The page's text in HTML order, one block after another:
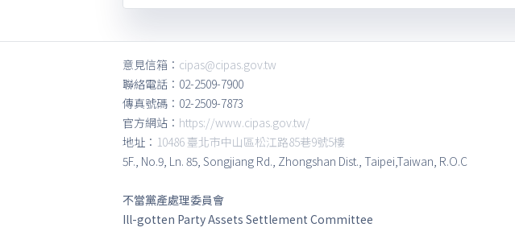
意見信箱： cipas@cipas.gov.tw
聯絡電話：02-2509-7900
傳真號碼：02-2509-7873
官方網站： https://www.cipas.gov.tw/
地址： 10486 臺北市中山區松江路85巷9號5樓
5F., No.9, Ln. 85, Songjiang Rd., Zhongshan Dist., Taipei,Taiwan, R.O.C
不當黨產處理委員會
Ill-gotten Party Assets Settlement Committee